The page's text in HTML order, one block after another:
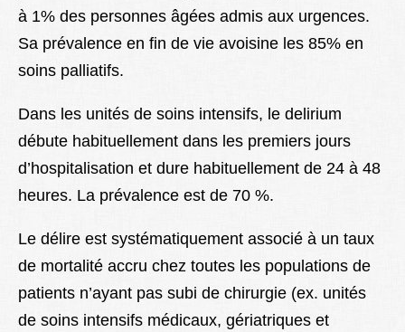
à 1% des personnes âgées admis aux urgences.
Sa prévalence en fin de vie avoisine les 85% en
soins palliatifs.
Dans les unités de soins intensifs, le delirium
débute habituellement dans les premiers jours
d’hospitalisation et dure habituellement de 24 à 48
heures. La prévalence est de 70 %.
Le délire est systématiquement associé à un taux
de mortalité accru chez toutes les populations de
patients n’ayant pas subi de chirurgie (ex. unités
de soins intensifs médicaux, gériatriques et